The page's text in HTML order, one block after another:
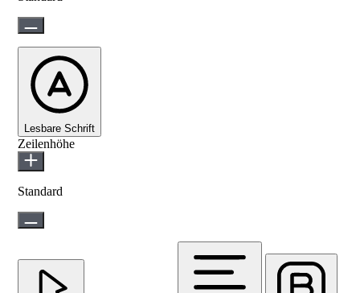
Lesbare Schrift
Zeilenhöhe
Standard